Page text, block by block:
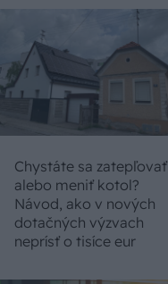
Chystáte sa zatepľovať
alebo meniť kotol?
Návod, ako v nových
dotačných výzvach
neprísť o tisíce eur